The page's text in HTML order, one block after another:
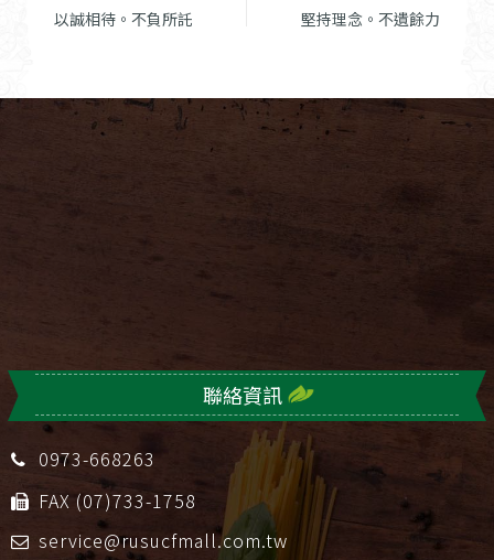
以誠相待。不負所託 堅持理念。不遺餘力
聯絡資訊
0973-668263
FAX (07)733-1758
service@rusucfmall.com.tw